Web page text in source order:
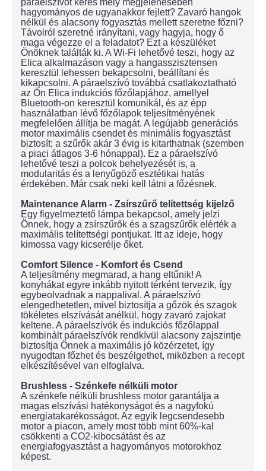
páraelszívót keres mely megjelenésében
hagyományos de ugyanakkor fejlett? Zavaró hangok
nélkül és alacsony fogyasztás mellett szeretne főzni?
Távolról szeretné irányítani, vagy hagyja, hogy ő
maga végezze el a feladatot? Ezt a készüléket
Önöknek találták ki. A Wi-Fi lehetővé teszi, hogy az
Elica alkalmazáson vagy a hangasszisztensen
keresztül lehessen bekapcsolni, beállítani és
kikapcsolni. A páraelszívó továbbá csatlakoztatható
az Ön Elica indukciós főzőlapjához, amellyel
Bluetooth-on keresztül komunikál, és az épp
használatban lévő főzőlapok teljesítményének
megfelelően állítja be magát. A legújabb generációs
motor maximális csendet és minimális fogyasztást
biztosít; a szűrők akár 3 évig is kitarthatnak (szemben
a piaci átlagos 3-6 hónappal). Ez a páraelszívó
lehetővé teszi a polcok behelyezését is, a
modularitás és a lenyűgöző esztétikai hatás
érdekében. Már csak neki kell látni a főzésnek.
Maintenance Alarm - Zsírszűrő telítettség kijelző
Egy figyelmeztető lámpa bekapcsol, amely jelzi
Önnek, hogy a zsírszűrők és a szagszűrők elérték a
maximális telítettségi pontjukat. Itt az ideje, hogy
kimossa vagy kicserélje őket.
Comfort Silence - Komfort és Csend
A teljesítmény megmarad, a hang eltűnik! A
konyhákat egyre inkább nyitott térként tervezik, így
egybeolvadnak a nappalival. A páraelszívó
elengedhetetlen, mivel biztosítja a gőzök és szagok
tökéletes elszívását anélkül, hogy zavaró zajokat
keltene. A páraelszívók és indukciós főzőlappal
kombinált páraelszívók rendkívül alacsony zajszintje
biztosítja Önnek a maximális jó közérzetet, így
nyugodtan főzhet és beszélgethet, miközben a recept
elkészítésével van elfoglalva.
Brushless - Szénkefe nélküli motor
A szénkefe nélküli brushless motor garantálja a
magas elszívási hatékonyságot és a nagyfokú
energiatakarékosságot. Az egyik legcsendesebb
motor a piacon, amely most több mint 60%-kal
csökkenti a CO2-kibocsátást és az
energiafogyasztást a hagyományos motorokhoz
képest.